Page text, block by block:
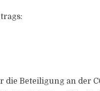
Beteiligung an der